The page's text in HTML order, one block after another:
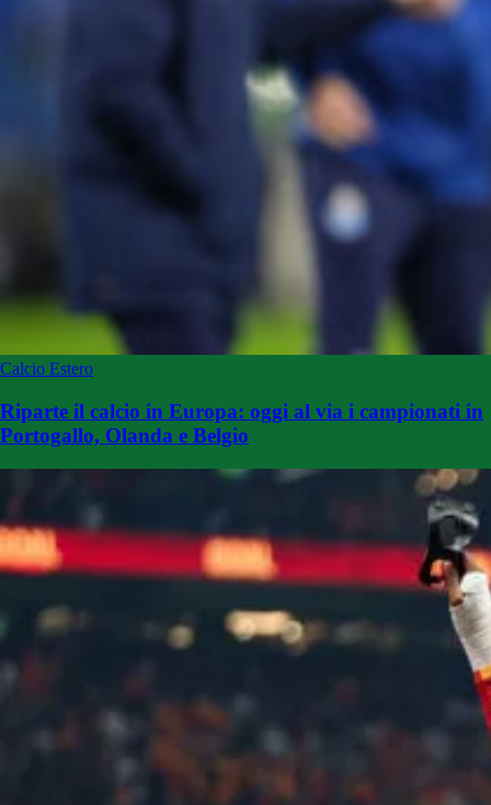
Calcio Estero
Riparte il calcio in Europa: oggi al via i campionati in
Portogallo, Olanda e Belgio